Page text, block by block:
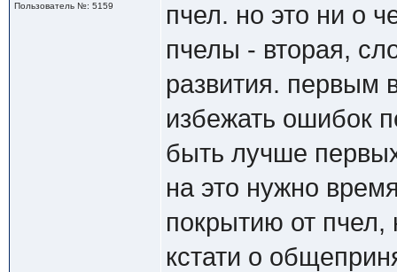
Пользователь №: 5159
пчел. но это ни о
пчелы - вторая,
развития. первым
избежать ошибок
быть лучше
на это нужно
покрытию от
кстати о